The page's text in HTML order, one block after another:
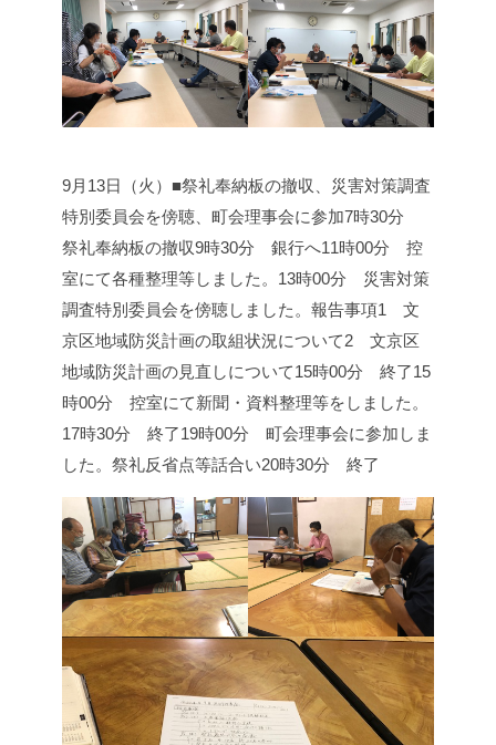
9月13日（火）■祭礼奉納板の撤収、災害対策調査
特別委員会を傍聴、町会理事会に参加7時30分
祭礼奉納板の撤収9時30分 銀行へ11時00分 控
室にて各種整理等しました。 13時00分 災害対策
調査特別委員会を傍聴しました。 報告事項1 文
京区地域防災計画の取組状況について2 文京区
地域防災計画の見直しについて15時00分 終了15
時00分 控室にて新聞・資料整理等をしました。
17時30分 終了19時00分 町会理事会に参加しま
した。 祭礼反省点等話合い20時30分 終了